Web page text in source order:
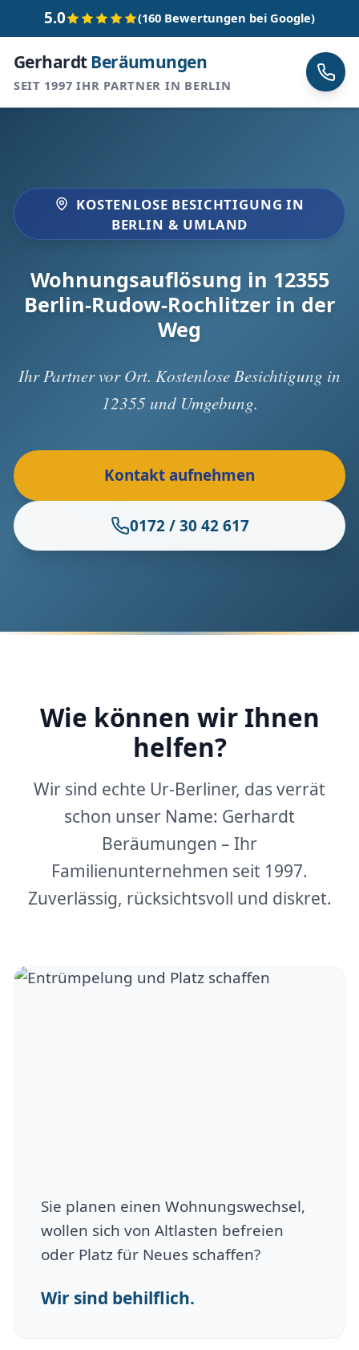
5.0 (160 Bewertungen bei Google)
GerhardtBeräumungen
SEIT 1997 IHR PARTNER IN BERLIN
KOSTENLOSE BESICHTIGUNG IN
BERLIN & UMLAND
Wohnungsauflösung in 12355
Berlin-Rudow-Rochlitzer in der
Weg
Ihr Partner vor Ort. Kostenlose Besichtigung in
12355 und Umgebung.
Kontakt aufnehmen
0172 / 30 42 617
Wie können wir Ihnen
helfen?
Wir sind echte Ur-Berliner, das verrät
schon unser Name: Gerhardt
Beräumungen – Ihr
Familienunternehmen seit 1997.
Zuverlässig, rücksichtsvoll und diskret.
Sie planen einen Wohnungswechsel,
wollen sich von Altlasten befreien
oder Platz für Neues schaffen?
Wir sind behilflich.